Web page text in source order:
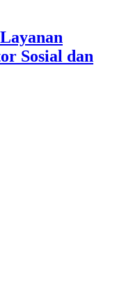
Sosial dan